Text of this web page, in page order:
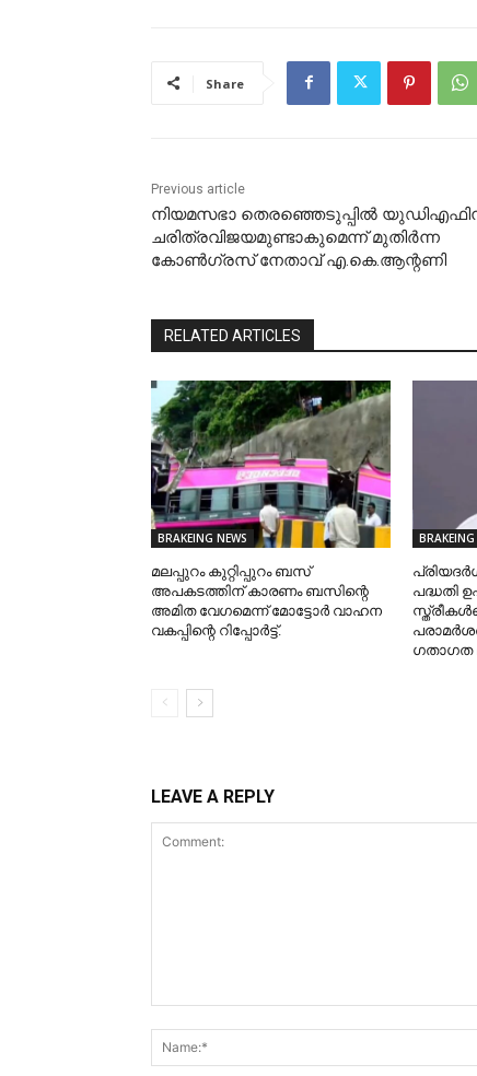
Share
Previous article
നിയമസഭാ തെരഞ്ഞെടുപ്പിൽ
ചരിത്രവിജയമുണ്ടാകുമെന്ന് മുതിർന്ന
കോൺഗ്രസ് നേതാവ് എ.കെ.ആന്റണി
RELATED ARTICLES
BRAKEING NEWS
മലപ്പുറം കുറ്റിപ്പുറം ബസ്
അപകടത്തിന് കാരണം ബസിന്റെ
അമിത വേഗമെന്ന് മോട്ടോർ വാഹന
വകപ്പിന്റെ റിപ്പോർട്ട്.
BRAKEING
പദ്ധതി
ഗതാഗത
LEAVE A REPLY